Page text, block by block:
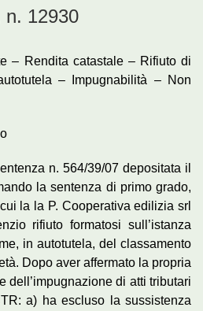
n. 12930
– Rendita catastale – Rifiuto di
– Impugnabilità – Non
n. 564/39/07 depositata il
la sentenza di primo grado,
la la P. Cooperativa edilizia srl
rifiuto formatosi sull’istanza
in autotutela, del classamento
Dopo aver affermato la propria
dell’impugnazione di atti tributari
a) ha escluso la sussistenza